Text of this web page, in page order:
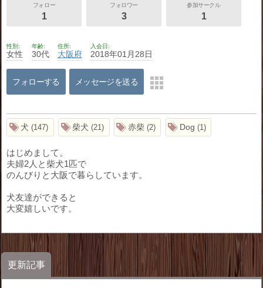
フォロー
1
フォロワー
3
参加サークル
1
性別
女性
年齢
30代
住所
大阪府
入会日
2018年01月28日
フォローする メッセージを送る
犬 147 柴犬 21 赤柴 2 Dog 1
はじめまして。
夫婦2人と柴犬1匹で
のんびりと大阪で暮らしています。
犬友達ができると
大変嬉しいです。
更新記事